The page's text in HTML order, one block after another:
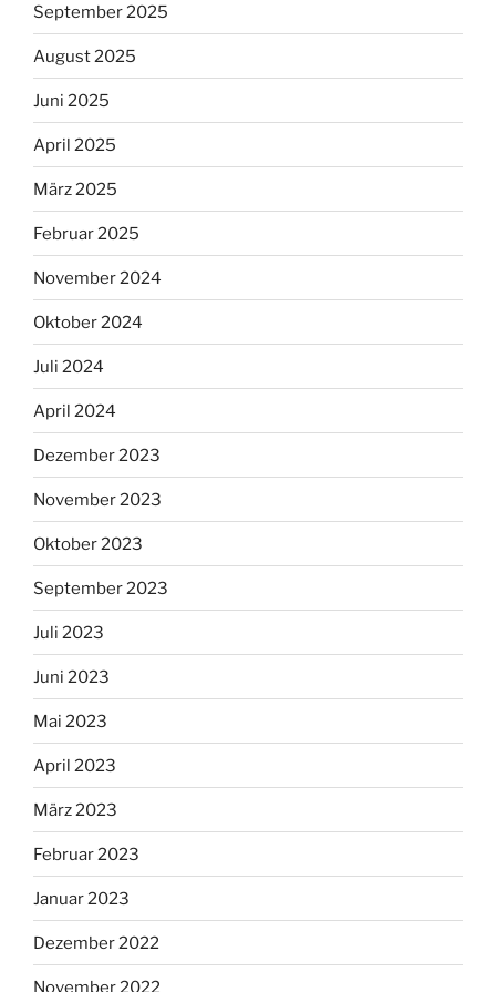
September 2025
August 2025
Juni 2025
April 2025
März 2025
Februar 2025
November 2024
Oktober 2024
Juli 2024
April 2024
Dezember 2023
November 2023
Oktober 2023
September 2023
Juli 2023
Juni 2023
Mai 2023
April 2023
März 2023
Februar 2023
Januar 2023
Dezember 2022
November 2022